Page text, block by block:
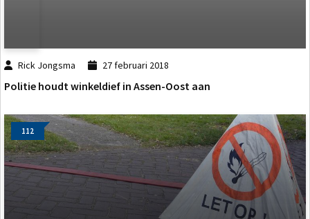
Rick Jongsma 27 februari 2018
Politie houdt winkeldief in Assen-Oost aan
112